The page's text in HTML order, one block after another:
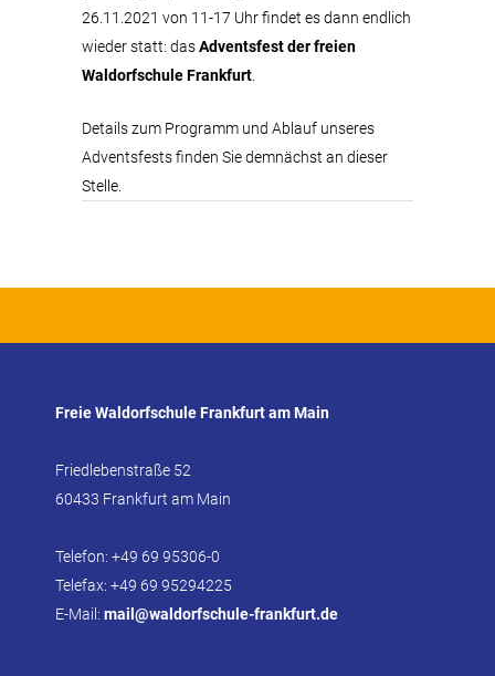
26.11.2021 von 11-17 Uhr findet es dann endlich
wieder statt: dasAdventsfest der freien
Waldorfschule Frankfurt.
Details zum Programm und Ablauf unseres
Adventsfests finden Sie demnächst an dieser
Stelle.
Freie Waldorfschule Frankfurt am Main
Friedlebenstraße 52
60433 Frankfurt am Main
Telefon: +49 69 95306-0
Telefax: +49 69 95294225
E-Mail: mail@waldorfschule-frankfurt.de